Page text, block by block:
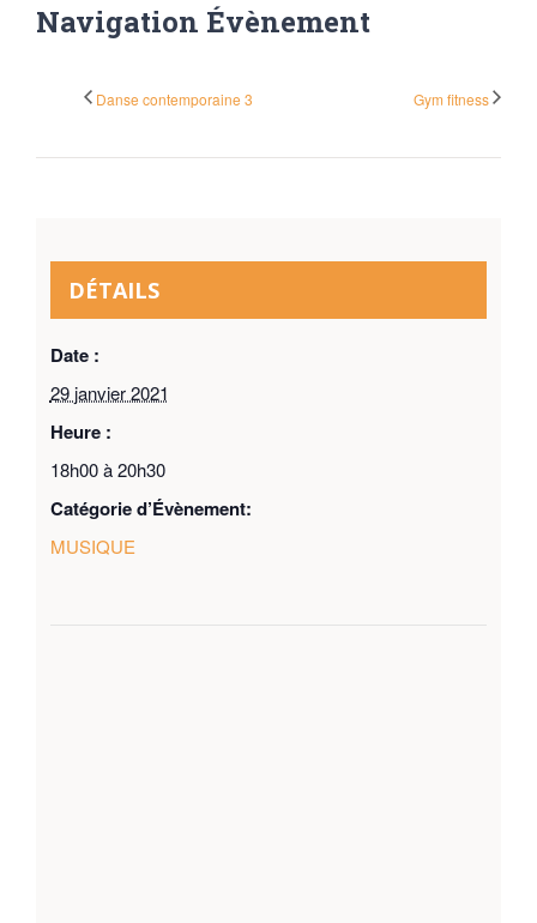
Navigation Évènement
Danse contemporaine 3 Gym fitness
DÉTAILS
Date :
29 janvier 2021
Heure :
18h00 à 20h30
Catégorie d’Évènement:
MUSIQUE